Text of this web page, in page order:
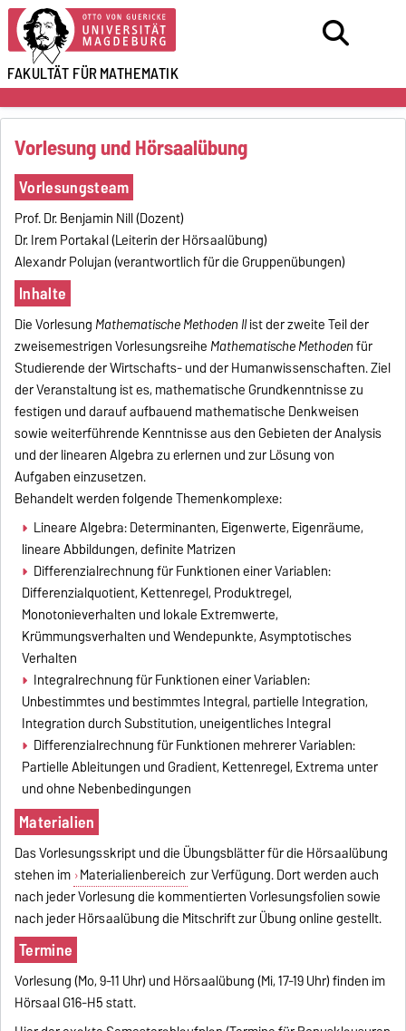
FAKULTÄT FÜRMATHEMATIK
Vorlesung und Hörsaalübung
Vorlesungsteam
Prof. Dr. Benjamin Nill (Dozent)
Dr. Irem Portakal (Leiterin der Hörsaalübung)
Alexandr Polujan (verantwortlich für die Gruppenübungen)
Inhalte
Die Vorlesung Mathematische Methoden IIist der zweite Teil der
zweisemestrigen Vorlesungsreihe Mathematische Methodenfür
Studierende der Wirtschafts- und der Humanwissenschaften. Ziel
der Veranstaltung ist es, mathematische Grundkenntnisse zu
festigen und darauf aufbauend mathematische Denkweisen
sowie weiterführende Kenntnisse aus den Gebieten der Analysis
und der linearen Algebra zu erlernen und zur Lösung von
Aufgaben einzusetzen.
Behandelt werden folgende Themenkomplexe:
Lineare Algebra: Determinanten, Eigenwerte, Eigenräume,
lineare Abbildungen, definite Matrizen
Differenzialrechnung für Funktionen einer Variablen:
Differenzialquotient, Kettenregel, Produktregel,
Monotonieverhalten und lokale Extremwerte,
Krümmungsverhalten und Wendepunkte, Asymptotisches
Verhalten
Integralrechnung für Funktionen einer Variablen:
Unbestimmtes und bestimmtes Integral, partielle Integration,
Integration durch Substitution, uneigentliches Integral
Differenzialrechnung für Funktionen mehrerer Variablen:
Partielle Ableitungen und Gradient, Kettenregel, Extrema unter
und ohne Nebenbedingungen
Materialien
Das Vorlesungsskript und die Übungsblätter für die Hörsaalübung
stehen im Materialienbereich zur Verfügung. Dort werden auch
nach jeder Vorlesung die kommentierten Vorlesungsfolien sowie
nach jeder Hörsaalübung die Mitschrift zur Übung online gestellt.
Termine
Vorlesung (Mo, 9-11 Uhr) und Hörsaalübung (Mi, 17-19 Uhr) finden im
Hörsaal G16-H5 statt.